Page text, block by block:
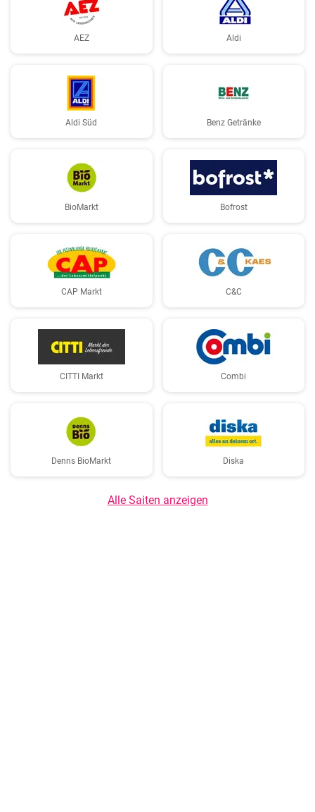
AEZ Aldi
Aldi Süd Benz Getränke
BioMarkt Bofrost
CAP Markt C&C
CITTI Markt Combi
Denns BioMarkt Diska
Alle Saiten anzeigen